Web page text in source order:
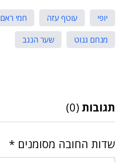
יופי עוטף עזה חמי ראם
מנחם גנוט
שער הנגב
תגובות (0)
שדות החובה מסומנים *